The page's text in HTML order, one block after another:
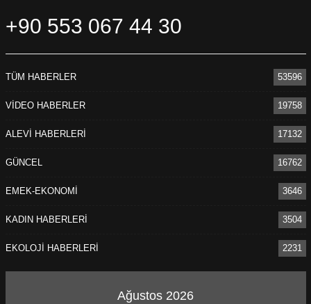
+90 553 067 44 30
TÜM HABERLER 53596
VİDEO HABERLER 19758
ALEVİ HABERLERİ 17132
GÜNCEL 16762
EMEK-EKONOMİ 3646
KADIN HABERLERİ 3504
EKOLOJİ HABERLERİ 2231
Ağustos 2026